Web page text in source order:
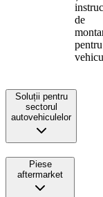
de
pentru
Soluții pentru
sectorul
autovehiculelor
Piese
aftermarket